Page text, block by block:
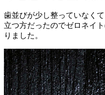
歯並びが少し整っていなく
立つ方だったのでゼロネイ
りました。